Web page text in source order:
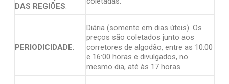
DAS REGIÕES:
PERIODICIDADE:
Diária (somente em dias úteis). Os
preços são coletados junto aos
corretores de algodão, entre as 10:00
e 16:00 horas e divulgados, no
mesmo dia, até às 17 horas.